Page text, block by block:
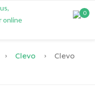
0
Clevo
Clevo